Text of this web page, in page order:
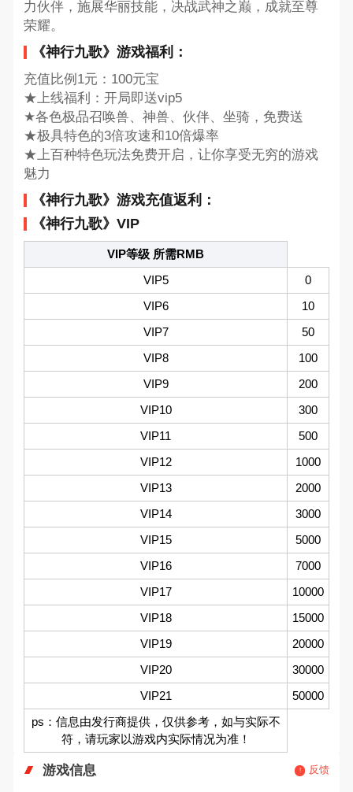
力伙伴，施展华丽技能，决战武神之巅，成就至尊
荣耀。
《神行九歌》游戏福利：
充值比例1元：100元宝
★上线福利：开局即送vip5
★各色极品召唤兽、神兽、伙伴、坐骑，免费送
★极具特色的3倍攻速和10倍爆率
★上百种特色玩法免费开启，让你享受无穷的游戏
魅力
《神行九歌》游戏充值返利：
《神行九歌》VIP
VIP等级 所需RMB
VIP5
0
VIP6
10
VIP7
50
VIP8
100
VIP9
200
VIP10
300
VIP11
500
VIP12
1000
VIP13
2000
VIP14
3000
VIP15
5000
VIP16
7000
VIP17
10000
VIP18
15000
VIP19
20000
VIP20
30000
VIP21
50000
ps：信息由发行商提供，仅供参考，如与实际不
符，请玩家以游戏内实际情况为准！
游戏信息 反馈